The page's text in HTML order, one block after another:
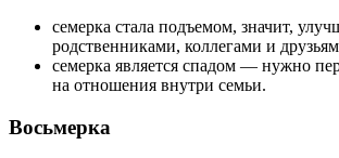
семерка стала подъемом, значит,
родственниками, коллегами и
семерка является спадом — нужно
на отношения внутри семьи.
Восьмерка